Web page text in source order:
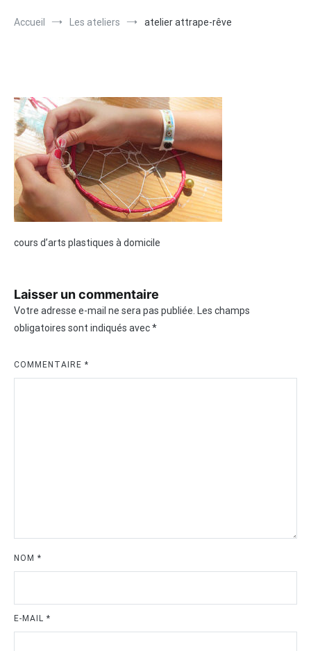
Accueil Les ateliers atelier attrape-rêve
cours d’arts plastiques à domicile
Laisser un commentaire
Votre adresse e-mail ne sera pas publiée. Les champs
obligatoires sont indiqués avec*
COMMENTAIRE *
NOM *
E-MAIL *